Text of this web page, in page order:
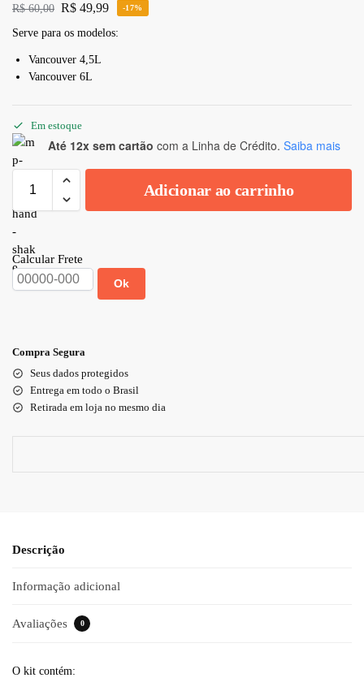
R$60,00 R$ 49,99 -17%
Serve para os modelos:
Vancouver 4,5L
Vancouver 6L
Em estoque
Até 12x sem cartão com a Linha de Crédito. Saiba mais
Adicionar ao carrinho
Calcular Frete
Ok
Compra Segura
Seus dados protegidos
Entrega em todo o Brasil
Retirada em loja no mesmo dia
Descrição
Informação adicional
Avaliações 0
O kit contém: